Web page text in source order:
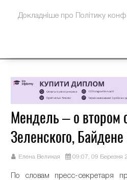
Мендель – о втором
Зеленского,
Елена Великая 09:07, 09 Березня
По словам пресс-секретаря
Докладніше про Політику